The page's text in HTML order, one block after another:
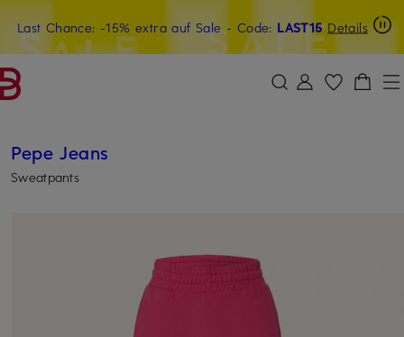
ZUM HAUPTINHALT ÜBERSPRINGEN ZUM SUCHFELD ÜBERSPRINGEN
Last Chance: -15% extra auf Sale- Code: LAST15 Details
20€-Willkommensgutschein mit Beyond sichern
Pepe Jeans
Sweatpants